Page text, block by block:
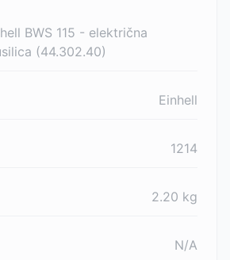
BWS 115 - električna
(44.302.40)
Einhell
1214
2.20 kg
N/A